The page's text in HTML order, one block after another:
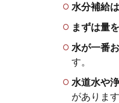
水分補給
まずは量
水が一番
す。
水道水や
があります